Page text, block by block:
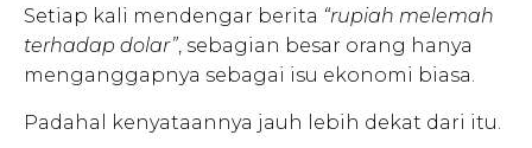
Setiap kali mendengar berita “rupiah melemah
terhadap dolar”, sebagian besar orang hanya
menganggapnya sebagai isu ekonomi biasa.
Padahal kenyataannya jauh lebih dekat dari itu.